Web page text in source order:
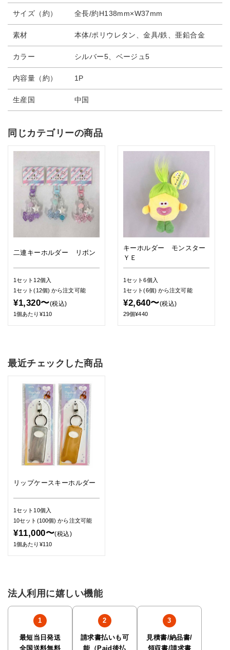
サイズ（約） 全長/約H138mm×W37mm
素材 本体/ポリウレタン、金具/鉄、亜鉛合金
カラー シルバー5、ベージュ5
内容量（約） 1P
生産国 中国
同じカテゴリーの商品
二連キーホルダー リボン
1セット12個入
1セット(12個)から注文可能
¥1,320〜(税込)
1個あたり¥110
キーホルダー モンスター
ＹＥ
1セット6個入
1セット(6個) から注文可能
¥2,640〜(税込)
29個¥440
最近チェックした商品
リップケースキーホルダー
1セット10個入
10セット(100個)から注文可能
¥11,000〜(税込)
1個あたり¥110
法人利用に嬉しい機能
最短当日発送
全国送料無料
請求書払いも可
能（Paid後払
見積書/納品書/
領収書/請求書